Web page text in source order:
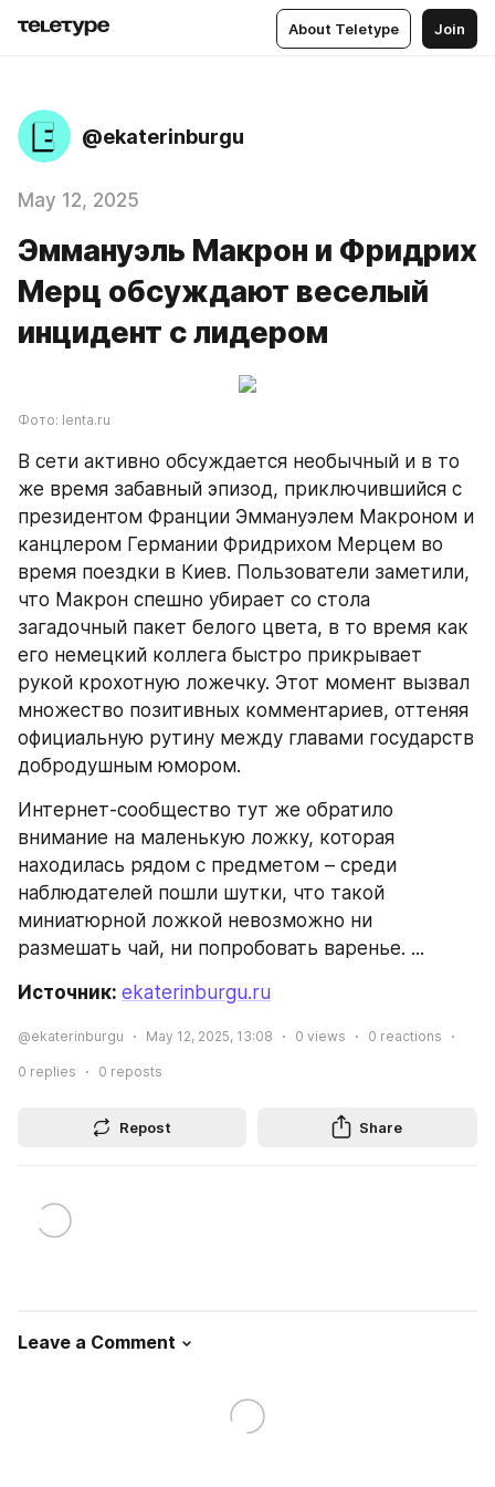
About Teletype Join
@ekaterinburgu
May 12, 2025
Эммануэль Макрон и Фридрих
Мерц обсуждают веселый
инцидент с лидером
Фото: lenta.ru
В сети активно обсуждается необычный и в то
же время забавный эпизод, приключившийся с
президентом Франции Эммануэлем Макроном и
канцлером Германии Фридрихом Мерцем во
время поездки в Киев. Пользователи заметили,
что Макрон спешно убирает со стола
загадочный пакет белого цвета, в то время как
его немецкий коллега быстро прикрывает
рукой крохотную ложечку. Этот момент вызвал
множество позитивных комментариев, оттеняя
официальную рутину между главами государств
добродушным юмором.
Интернет-сообщество тут же обратило
внимание на маленькую ложку, которая
находилась рядом с предметом – среди
наблюдателей пошли шутки, что такой
миниатюрной ложкой невозможно ни
размешать чай, ни попробовать варенье. ...
Источник: ekaterinburgu.ru
@ekaterinburgu May 12, 2025, 13:08 0 views 0 reactions
0 replies 0 reposts
Repost Share
Leave a Comment